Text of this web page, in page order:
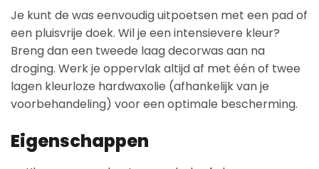
Je kunt de was eenvoudig uitpoetsen met een pad of
een pluisvrije doek. Wil je een intensievere kleur?
Breng dan een tweede laag decorwas aan na
droging. Werk je oppervlak altijd af met één of twee
lagen kleurloze hardwaxolie (afhankelijk van je
voorbehandeling) voor een optimale bescherming.
Eigenschappen